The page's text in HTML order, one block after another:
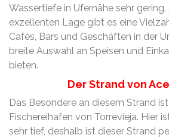
Wassertiefe in Ufernähe sehr
exzellenten Lage gibt es eine
Cafés, Bars und Geschäften in der
breite Auswahl an Speisen und
bieten.
Der Strand von
Das Besondere an diesem Strand
Fischereihafen von Torrevieja. Hier
sehr tief, deshalb ist dieser Strand